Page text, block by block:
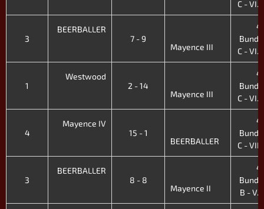
C - VI.
3
BEERBALLER
7 - 9
Mayence III
4.
C - VI.
1
Westwood
2 - 14
Mayence III
4.
C - VI.
4
Mayence IV
15 - 1
BEERBALLER
4.
C - VII.
3
BEERBALLER
8 - 8
Mayence II
4.
B - V.